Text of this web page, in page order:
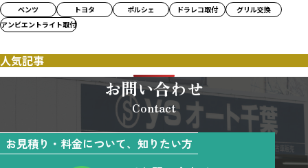
ベンツ トヨタ ポルシェ ドラレコ取付
グリル交換
アンビエントライト取付
人気記事
お問い合わせ
Contact
お見積り・料金について、知りたい方